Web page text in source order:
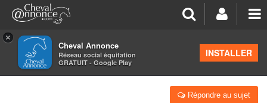
×
Cheval Annonce
Réseau social équitation
GRATUIT - Google Play
INSTALLER
>Discussions générales
CAVALIÈRE DÉBUTANTE ET ACHAT CHEVAL
Répondre au sujet